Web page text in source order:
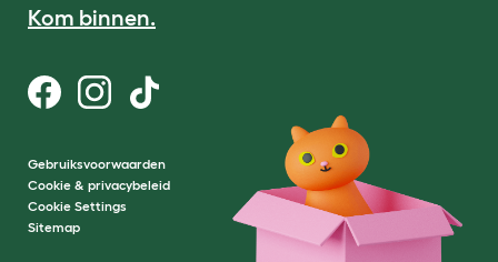
Kom binnen.
Gebruiksvoorwaarden
Cookie & privacybeleid
Cookie Settings
Sitemap